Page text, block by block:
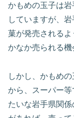
かもめの玉子は
していますが、
菓が発売される
かなか売られる機
しかし、かもめ
から、スーパー
たいな岩手県関